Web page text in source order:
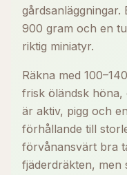
900 gram och en
riktig miniatyr.
Räkna med
frisk öländsk höna,
är aktiv, pigg och
förhållande till
förvånansvärt bra
fjäderdräkten, men